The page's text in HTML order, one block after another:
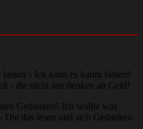
- Ich kann es kaum fassen!
- die nicht nur denken an Geld!
Gedanken! Ich wollte was
das lesen und sich Gedanken